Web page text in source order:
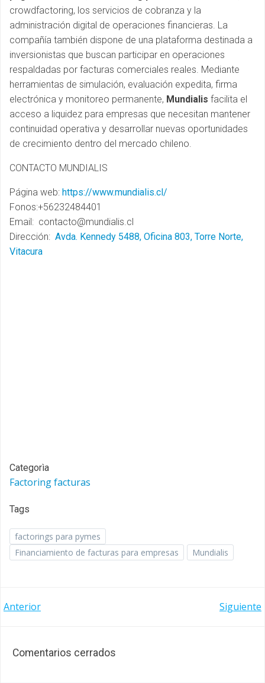
crowdfactoring, los servicios de cobranza y la
administración digital de operaciones financieras. La
compañía también dispone de una plataforma destinada a
inversionistas que buscan participar en operaciones
respaldadas por facturas comerciales reales. Mediante
herramientas de simulación, evaluación expedita, firma
electrónica y monitoreo permanente, Mundialis facilita el
acceso a liquidez para empresas que necesitan mantener
continuidad operativa y desarrollar nuevas oportunidades
de crecimiento dentro del mercado chileno.
CONTACTO MUNDIALIS
Página web: https://www.mundialis.cl/
Fonos:+56232484401
Email: contacto@mundialis.cl
Dirección: Avda. Kennedy 5488, Oficina 803, Torre Norte,
Vitacura
Categorìa
Factoring facturas
Tags
factorings para pymes
Financiamiento de facturas para empresas
Mundialis
Navegación
Anterior Siguiente
Comentarios cerrados